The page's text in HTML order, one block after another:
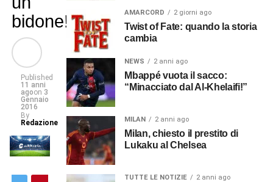
bidone!
Published
11 anni
agoon 3
Gennaio
2016
By
Redazione
AMARCORD 2 giorni ago
Twist of Fate: quando la storia
cambia
NEWS 2 anni ago
Mbappé vuota il sacco:
“Minacciato dal Al-Khelaifi!”
MILAN 2 anni ago
Milan, chiesto il prestito di
Lukaku al Chelsea
TUTTE LE NOTIZIE 2 anni ago